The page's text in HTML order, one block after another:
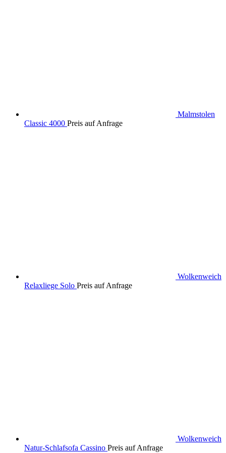
Malmstolen
Classic 4000 Preis auf Anfrage
Wolkenweich
Relaxliege Solo Preis auf Anfrage
Wolkenweich
Natur-Schlafsofa Cassino Preis auf Anfrage